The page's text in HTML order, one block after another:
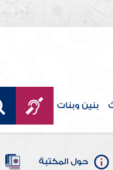
بنين وبنات
حول المكتبة